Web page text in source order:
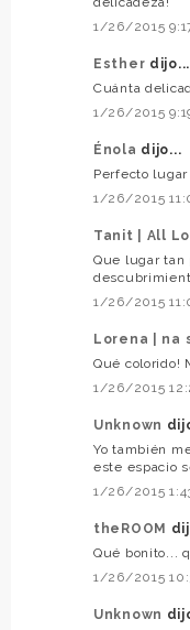
1/26/2015
Esther dijo...
Cuánta
1/26/2015
Énola dijo...
Perfecto
1/26/2015
Tanit | All
Que lugar tan
1/26/2015
Lorena | na
Qué colorido!
1/26/2015
Unknown
Yo también
este espacio
1/26/2015
theROOM
Qué bonito...
1/26/2015
Unknown